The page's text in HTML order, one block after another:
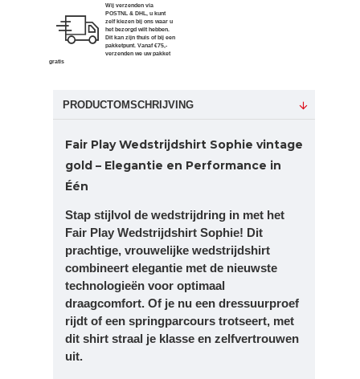
Wij verzenden via
POSTNL & DHL, u kunt
zelf kiezen bij ons waar u
het bezorgd wilt hebben.
Dit kan zijn thuis of bij een
pakketpunt. Vanaf €75,-
verzenden we uw pakket
gratis
PRODUCTOMSCHRIJVING
Fair Play Wedstrijdshirt Sophie vintage
gold – Elegantie en Performance in
Één
Stap stijlvol de wedstrijdring in met het
Fair Play Wedstrijdshirt Sophie! Dit
prachtige, vrouwelijke wedstrijdshirt
combineert elegantie met de nieuwste
technologieën voor optimaal
draagcomfort. Of je nu een dressuurproef
rijdt of een springparcours trotseert, met
dit shirt straal je klasse en zelfvertrouwen
uit.